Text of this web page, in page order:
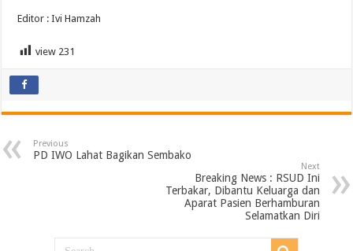
Editor : Ivi Hamzah
view 231
Previous
PD IWO Lahat Bagikan Sembako
Next
Breaking News : RSUD Ini
Terbakar, Dibantu Keluarga dan
Aparat Pasien Berhamburan
Selamatkan Diri